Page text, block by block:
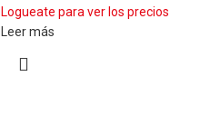
Logueate para ver los precios
Leer más